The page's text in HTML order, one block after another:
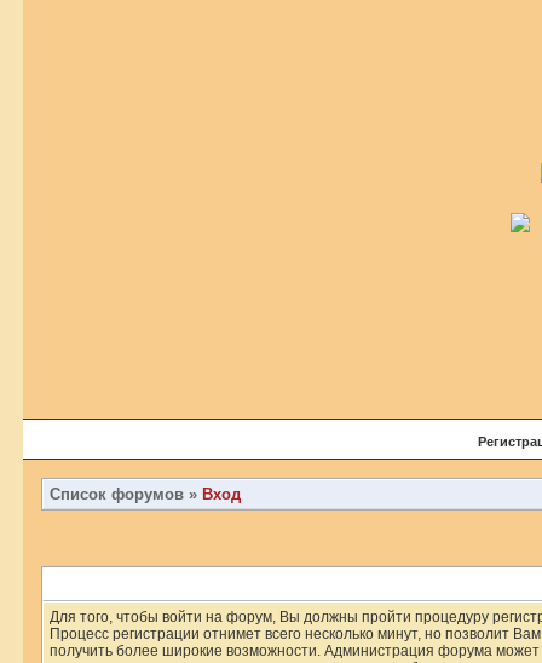
Список форумов » Вход
Для того, чтобы войти на форум, Вы должны пройти процедуру
Процесс регистрации отнимет всего несколько минут, но позволит Вам
получить более широкие возможности. Администрация форума может